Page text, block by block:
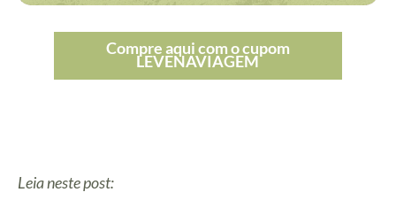
Compre aqui com o cupom
LEVENAVIAGEM
Leia neste post: